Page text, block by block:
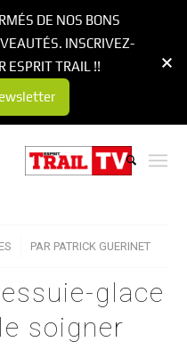
PAR PATRICK GUERINET
glace
soigner
DE NOS BONS
INSCRIVEZ-
ESPRIT TRAIL !!